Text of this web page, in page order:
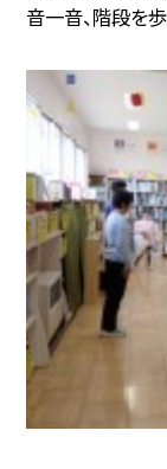
音一音、階段を